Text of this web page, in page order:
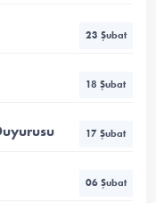
23 Şubat
18 Şubat
17 Şubat
06 Şubat